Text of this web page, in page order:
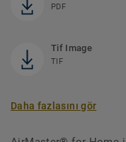
PDF
Tif Image
TIF
Daha fazlasını gör